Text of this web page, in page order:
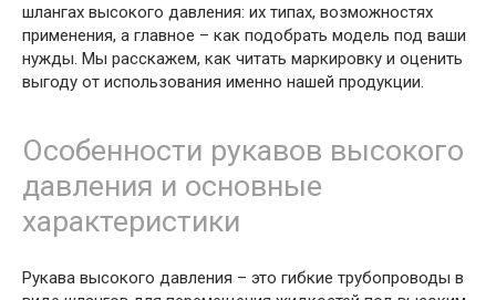
шлангах высокого давления: их типах, возможностях
применения, а главное – как подобрать модель под ваши
нужды. Мы расскажем, как читать маркировку и оценить
выгоду от использования именно нашей продукции.
Особенности рукавов высокого
давления и основные
характеристики
Рукава высокого давления – это гибкие трубопроводы в